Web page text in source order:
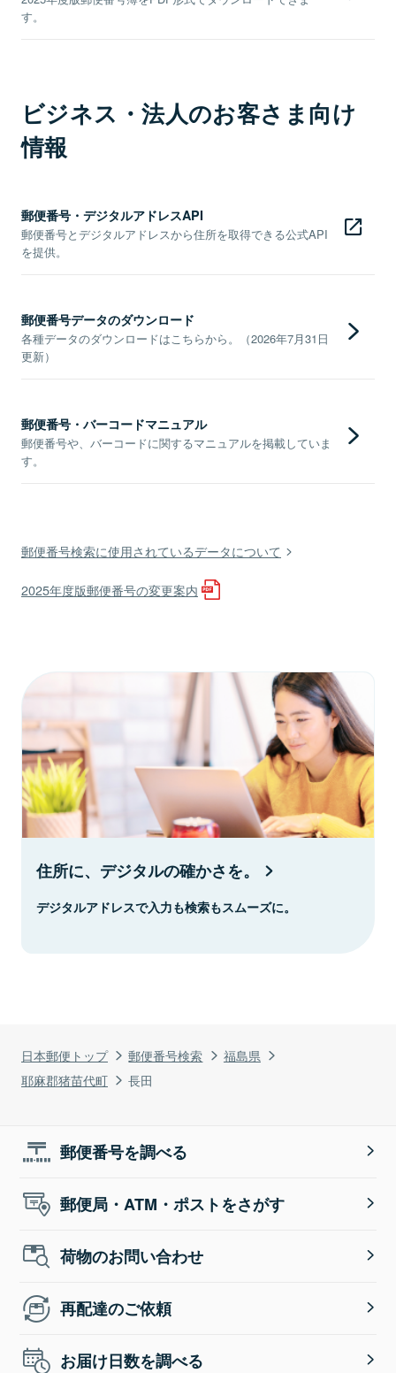
日本郵便トップ 郵便番号検索
福島県
耶麻郡猪苗代町
長田
す。
ビジネス・法人のお客さま向け
情報
郵便番号・デジタルアドレスAPI
郵便番号とデジタルアドレスから住所を取得できる公式API
を提供。
郵便番号データのダウンロード
各種データのダウンロードはこちらから。（2026年7月31日
更新）
郵便番号・バーコードマニュアル
郵便番号や、バーコードに関するマニュアルを掲載していま
す。
郵便番号検索に使用されているデータについて
2025年度版郵便番号の変更案内
住所に、デジタルの確かさを。
デジタルアドレスで入力も検索もスムーズに。
郵便番号を調べる
郵便局・ATM・ポストをさがす
荷物のお問い合わせ
再配達のご依頼
お届け日数を調べる